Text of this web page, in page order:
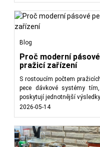
Blog
Proč moderní
pražicí zařízení
S rostoucím počtem
pece dávkové systémy
poskytují jednotnější
2026-05-14